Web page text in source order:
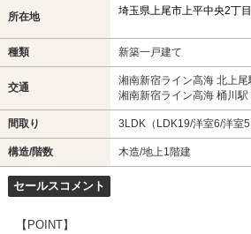
所在地 埼玉県上尾市上平中央2丁目
種類 新築一戸建て
交通
湘南新宿ライン高海 北上
湘南新宿ライン高海 桶川
間取り 3LDK（LDK19/洋室6/洋室
構造/階数 木造/地上1階建
セールスコメント
【POINT】